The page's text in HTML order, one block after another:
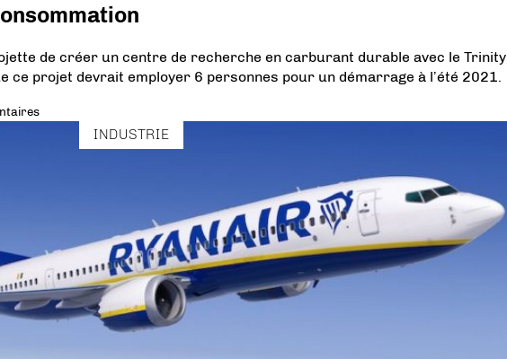
de créer un centre de recherche en carburant durable avec le Trinity
ce projet devrait employer 6 personnes pour un démarrage à l’été 2021.
INDUSTRIE